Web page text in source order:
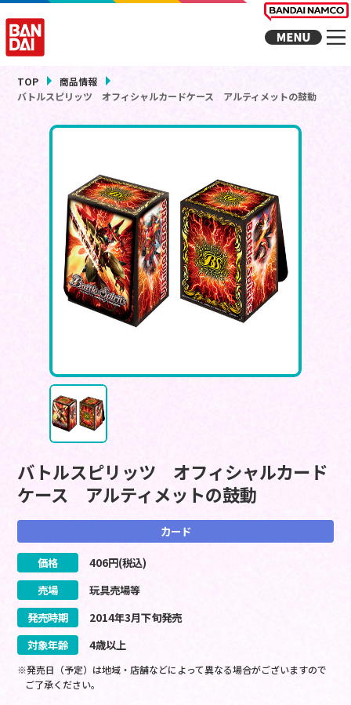
TOP
商品情報
バトルスピリッツ オフィシャルカードケース アルティメットの鼓動
バトルスピリッツ オフィシャルカード
ケース アルティメットの鼓動
カード
価格 406円(税込)
売場
玩具売場等
発売時期
2014年3月下旬発売
対象年齢
4歳以上
※発売日（予定）は地域・店舗などによって異なる場合がございますので
ご了承ください。